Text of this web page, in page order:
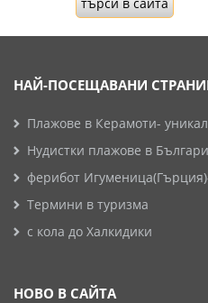
НАЙ-ПОСЕЩАВАНИ
Плажове в Керамоти-
Нудистки плажове в
ферибот
Термини в туризма
с кола до Халкидики
НОВО В САЙТА